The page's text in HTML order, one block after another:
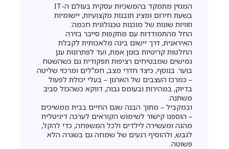
המגזין מתמקד בהמשכיות עסקית בעולם ה-IT
בשעת חירום ומציג תובנות מקצועיות, יישומיות
וזוויות שונות של מוכנות טכנולוגית חכמה:
החל מהתמודדות עם מתקפות סייבר בזירה
האיראנית, דרך יישום בינה מלאכותית לקבלת
החלטות קריטיות בזמן אמת, ועד לפתרונות ענן
גמישים שמבטיחים רציפות תפקודית גם כשהשטח
בוער. בנוסף, כיצד חדרי מצב, חמ"לים ומרכזי שליטה
– כמרכז העצבים של הארגון – בעלי יכולת לפעול
בדיוק, במהירות ובעומס גבוה, דווקא כשהכול סביב
משתנה.
ובמקביל – מתוך הבנה שגם החיים בבית ממשיכים
– הוספנו קישור לשימוש הקוראים לערכה דיגיטלית
מהנה ומעשירה לילדים ולכל המשפחה, כדי להקל,
לגבש, ולהוסיף רגעים של שמחה גם בשגרה הלא
פשוטה.